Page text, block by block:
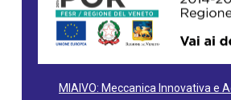
MIAIVO: Meccanica Innovativa e